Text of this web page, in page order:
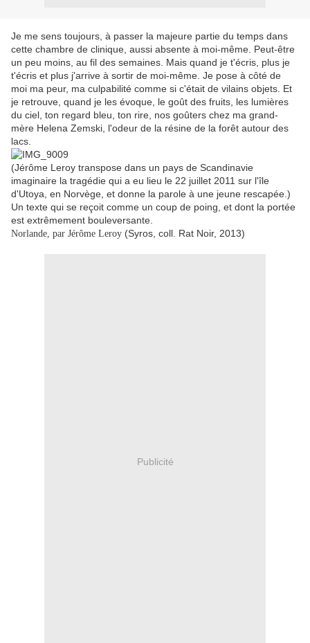
Je me sens toujours, à passer la majeure partie du temps dans
cette chambre de clinique, aussi absente à moi-même. Peut-être
un peu moins, au fil des semaines. Mais quand je t'écris, plus je
t'écris et plus j'arrive à sortir de moi-même. Je pose à côté de
moi ma peur, ma culpabilité comme si c'était de vilains objets. Et
je retrouve, quand je les évoque, le goût des fruits, les lumières
du ciel, ton regard bleu, ton rire, nos goûters chez ma grand-
mère Helena Zemski, l'odeur de la résine de la forêt autour des
lacs.
(Jérôme Leroy transpose dans un pays de Scandinavie
imaginaire la tragédie qui a eu lieu le 22 juillet 2011 sur l'île
d'Utoya, en Norvège, et donne la parole à une jeune rescapée.)
Un texte qui se reçoit comme un coup de poing, et dont la portée
est extrêmement bouleversante.
Norlande, par Jérôme Leroy (Syros, coll. Rat Noir, 2013)
Publicité